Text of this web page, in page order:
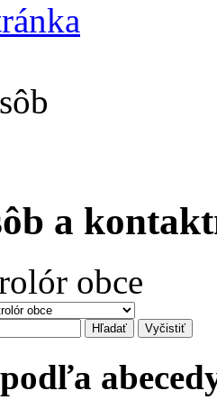
a
obce